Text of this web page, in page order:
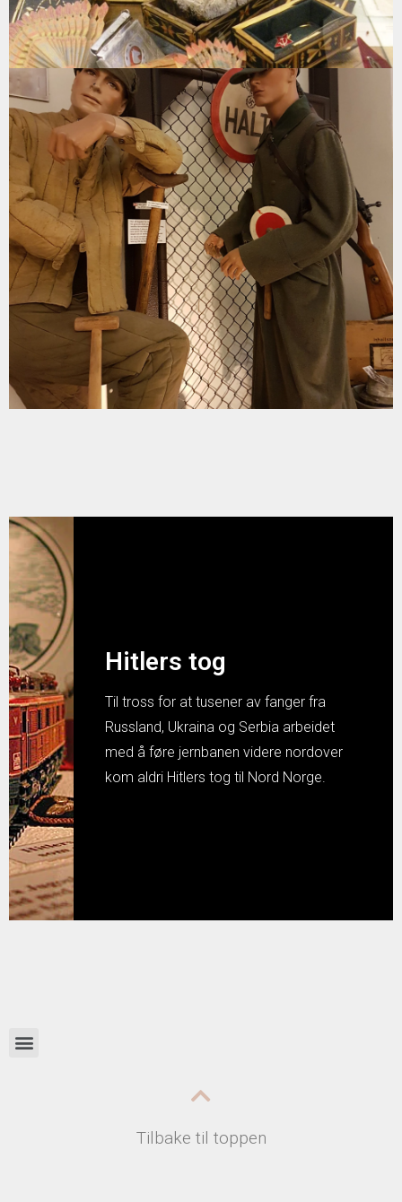
Hitlers tog
Til tross for at tusener av fanger fra
Russland, Ukraina og Serbia arbeidet
med å føre jernbanen videre nordover
kom aldri Hitlers tog til Nord Norge.
Tilbake til toppen